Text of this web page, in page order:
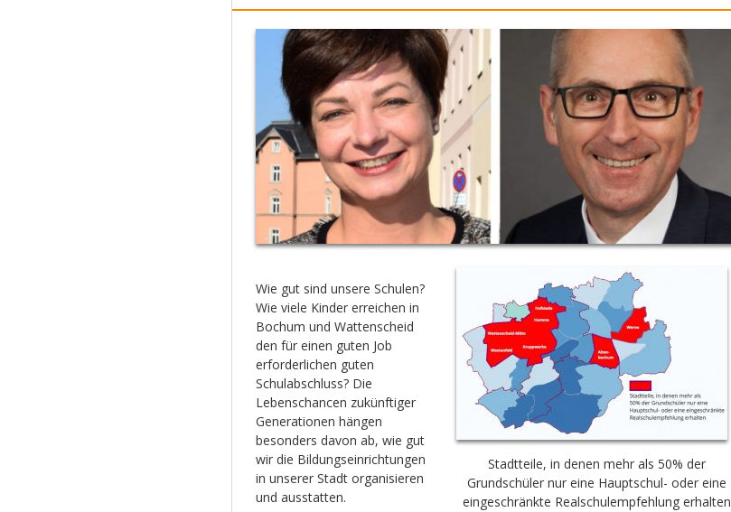
Stadtteile, in denen mehr als 50% der
Grundschüler nur eine Hauptschul- oder eine
eingeschränkte Realschulempfehlung erhalten
Wie gut sind unsere Schulen?
Wie viele Kinder erreichen in
Bochum und Wattenscheid
den für einen guten Job
erforderlichen guten
Schulabschluss? Die
Lebenschancen zukünftiger
Generationen hängen
besonders davon ab, wie gut
wir die Bildungseinrichtungen
in unserer Stadt organisieren
und ausstatten.